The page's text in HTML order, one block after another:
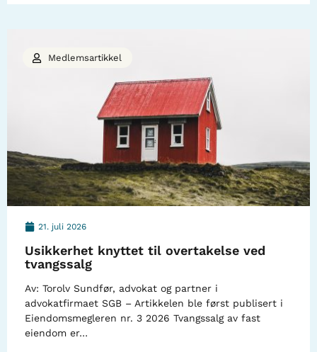
21. juli 2026
Usikkerhet knyttet til overtakelse ved
tvangssalg
Av: Torolv Sundfør, advokat og partner i
advokatfirmaet SGB – Artikkelen ble først publisert i
Eiendomsmegleren nr. 3 2026 Tvangssalg av fast
eiendom er…
Medlemsartikkel